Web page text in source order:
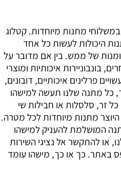
מתנות מיוחדות. קטלוג
היכולות לעשות כל אחד
של ממש. בין אם מדובר על
בונבוניירות איכותיות ומוצרי
פרלינים איכותיים, דובונים,
כל מתנה שלנו תעשה למישהו
זר, סלסלות או חבילות שי
היוצר מתנות מיוחדות לכל מטרה.
המושלמת להעניק למישהו
או להתקשר אל נציגי השירות
באתר. כך או כך, מישהו עומד